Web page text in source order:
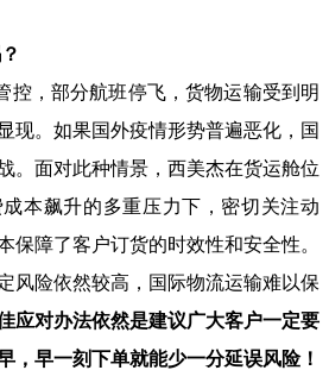
控，部分航班停飞，货物运输受到明
现。 如果国外疫情形势普遍恶化，国
。面对此种情景，西美杰在货运舱位
本飙升的多重压力下 ，密切关注动
保障了客户订货的时效性和安全性。
风险依然较高，国际物流运输难以保
应对办法依然是建议广大客户一定要
，早一刻下单就能少一分延误风险！